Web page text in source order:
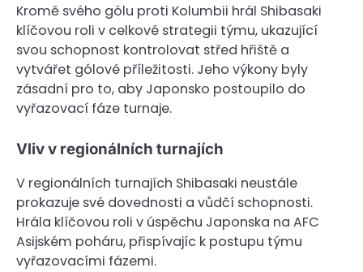
Kromě svého gólu proti Kolumbii hrál Shibasaki
klíčovou roli v celkové strategii týmu, ukazující
svou schopnost kontrolovat střed hřiště a
vytvářet gólové příležitosti. Jeho výkony byly
zásadní pro to, aby Japonsko postoupilo do
vyřazovací fáze turnaje.
Vliv v regionálních turnajích
V regionálních turnajích Shibasaki neustále
prokazuje své dovednosti a vůdčí schopnosti.
Hrála klíčovou roli v úspěchu Japonska na AFC
Asijském poháru, přispívajíc k postupu týmu
vyřazovacími fázemi.